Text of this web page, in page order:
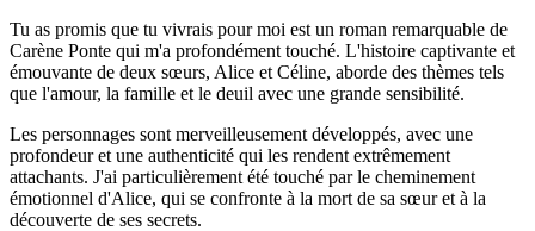
Tu as promis que tu vivrais pour moi est un roman remarquable de
Carène Ponte qui m'a profondément touché. L'histoire captivante et
émouvante de deux sœurs, Alice et Céline, aborde des thèmes tels
que l'amour, la famille et le deuil avec une grande sensibilité.
Les personnages sont merveilleusement développés, avec une
profondeur et une authenticité qui les rendent extrêmement
attachants. J'ai particulièrement été touché par le cheminement
émotionnel d'Alice, qui se confronte à la mort de sa sœur et à la
découverte de ses secrets.